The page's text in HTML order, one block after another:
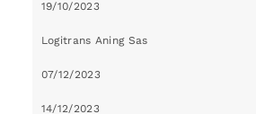
19/10/2023
Logitrans Aning Sas
07/12/2023
14/12/2023